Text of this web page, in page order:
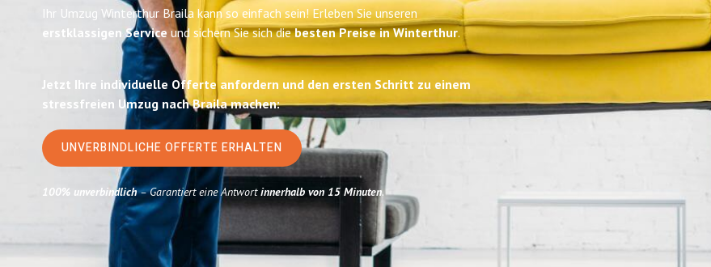
Ihr Umzug Winterthur Braila kann so einfach sein! Erleben Sie unseren
erstklassigen Service und sichern Sie sich diebesten Preise in Winterthur.
Jetzt Ihre individuelle Offerte anfordern und den ersten Schritt zu einem
stressfreien Umzug nach Braila machen:
UNVERBINDLICHE OFFERTE ERHALTEN
100% unverbindlich– Garantiert eine Antwortinnerhalb von 15 Minuten.